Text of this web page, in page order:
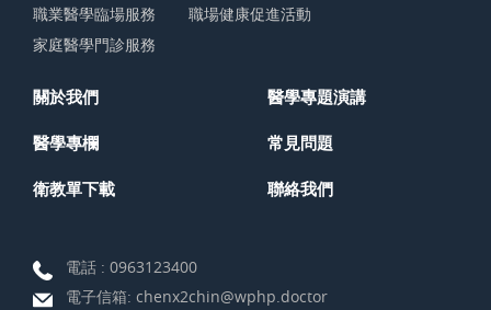
職業醫學臨場服務
職場健康促進活動
家庭醫學門診服務
關於我們 醫學專題演講
醫學專欄 常見問題
衛教單下載 聯絡我們
電話 : 0963123400
電子信箱: chenx2chin@wphp.doctor